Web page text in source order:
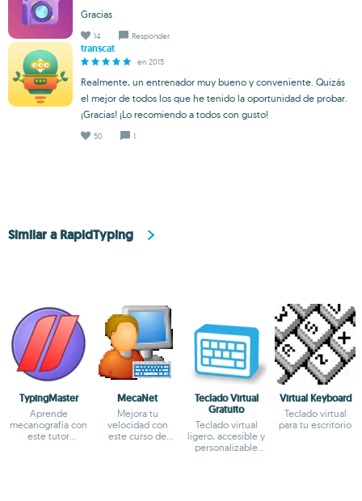
Gracias
14 Responder
transcat
en 2015
Realmente, un entrenador muy bueno y conveniente. Quizás
el mejor de todos los que he tenido la oportunidad de probar.
¡Gracias! ¡Lo recomiendo a todos con gusto!
50 1
Similar a RapidTyping
TypingMaster
Aprende
mecanografía con
este tutor
MecaNet
Mejora tu
velocidad con
este curso de
Teclado Virtual
Gratuito
Teclado virtual
ligero, accesible y
personalizable
Virtual Keyboard
Teclado virtual
para tu escritorio